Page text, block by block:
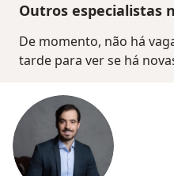
Outros especialistas
De momento, não há
tarde para ver se há